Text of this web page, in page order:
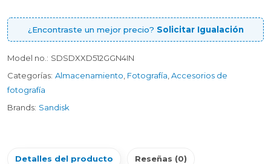
¿Encontraste un mejor precio? Solicitar Igualación
Model no.: SDSDXXD512GGN4IN
Categorías: Almacenamiento Fotografía Accesorios de
fotografía
Brands: Sandisk
Detalles del producto Reseñas (0)